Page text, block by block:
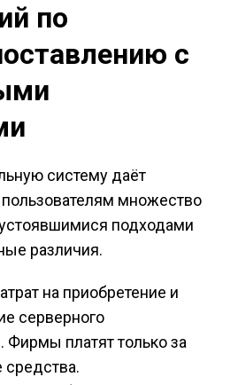
по
с
систему даёт
множество
подходами
различия.
на приобретение и
серверного
Фирмы платят только за